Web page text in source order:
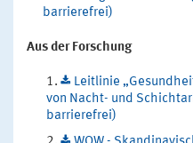
barrierefrei)
Aus der Forschung
Leitlinie
von Nacht- und
barrierefrei)